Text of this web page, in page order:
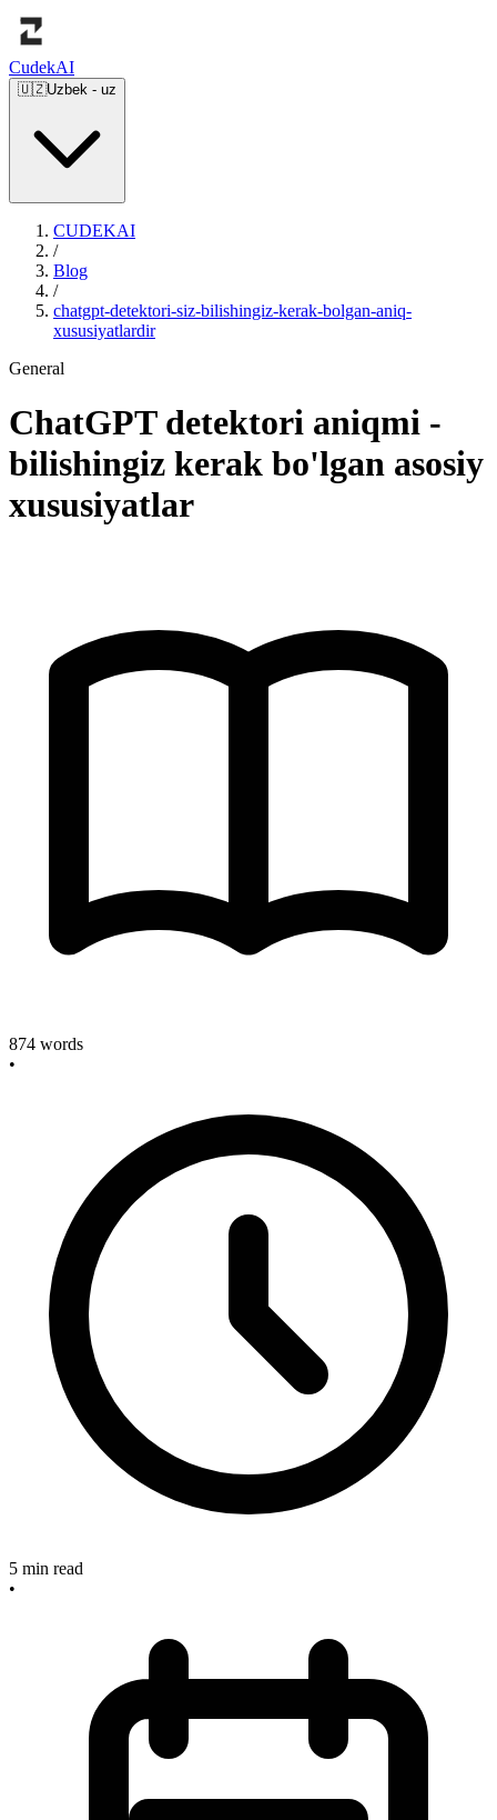
CudekAI
🇺🇿Uzbek - uz
CUDEKAI
/
Blog
/
chatgpt-detektori-siz-bilishingiz-kerak-bolgan-aniq-
xususiyatlardir
General
ChatGPT detektori aniqmi -
bilishingiz kerak bo'lgan asosiy
xususiyatlar
874 words
•
5 min read
•